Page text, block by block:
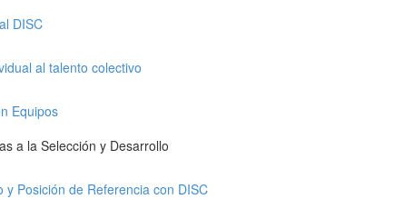
DISC
al talento colectivo
Equipos
a la Selección y Desarrollo
Posición de Referencia con DISC